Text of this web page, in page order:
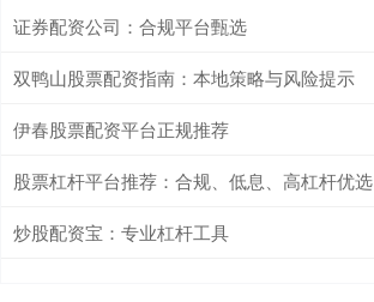
证券配资公司：合规平台甄选
双鸭山股票配资指南：本地策略与风险提示
伊春股票配资平台正规推荐
股票杠杆平台推荐：合规、低息、高杠杆优选
炒股配资宝：专业杠杆工具